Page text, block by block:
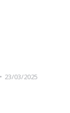
23/03/2025